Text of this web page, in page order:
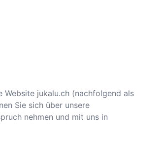
Website jukalu.ch (nachfolgend als
Sie sich über unsere
nehmen und mit uns in